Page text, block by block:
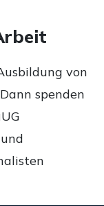
von
spenden